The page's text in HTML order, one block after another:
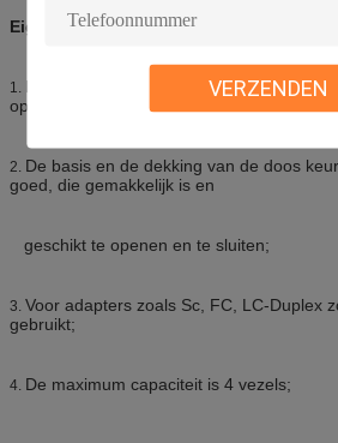
VERZENDEN
Eigenschappen van de doos
1. Deze doos zou voor aan de muur
opgezette toepassingen kunnen worden
2. De basis en de dekking van de doos
goed, die gemakkelijk is en
geschikt te openen en te sluiten;
3. Voor adapters zoals Sc, FC, LC-Duplex
gebruikt;
4. De maximum capaciteit is 4 vezels;